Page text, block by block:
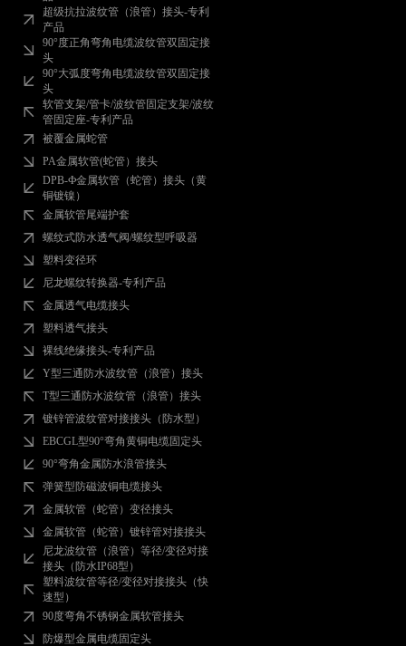
超级抗拉波纹管（浪管）接头-专利
产品
90°度正角弯角电缆波纹管双固定接
头
90°大弧度弯角电缆波纹管双固定接
头
软管支架/管卡/波纹管固定支架/波纹
管固定座-专利产品
被覆金属蛇管
PA金属软管(蛇管）接头
DPB-Ф金属软管（蛇管）接头（黄
铜镀镍）
金属软管尾端护套
螺纹式防水透气阀/螺纹型呼吸器
塑料变径环
尼龙螺纹转换器-专利产品
金属透气电缆接头
塑料透气接头
裸线绝缘接头-专利产品
Y型三通防水波纹管（浪管）接头
T型三通防水波纹管（浪管）接头
镀锌管波纹管对接接头（防水型）
EBCGL型90°弯角黄铜电缆固定头
90°弯角金属防水浪管接头
弹簧型防磁波铜电缆接头
金属软管（蛇管）变径接头
金属软管（蛇管）镀锌管对接接头
尼龙波纹管（浪管）等径/变径对接
接头（防水IP68型）
塑料波纹管等径/变径对接接头（快
速型）
90度弯角不锈钢金属软管接头
防爆型金属电缆固定头